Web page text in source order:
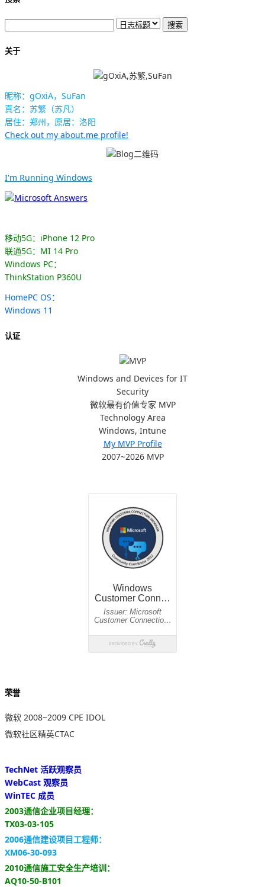
关于
昵称：gOxiA，SuFan
真名：苏繁（苏凡）
居住：郑州，原居：洛阳
Check out my about.me profile!
I'm Running Windows
移动5G：iPhone 12 Pro
联通5G：MI 14 Pro
Windows PC：
ThinkStation P360U
HomePC OS：
Windows 11
认证
Windows and Devices for IT
Security
微软最有价值专家 MVP
Technology Area
Windows, Intune
My MVP Profile
2007~2026 MVP
荣誉
微软 2008~2009 CPE IDOL
微软社区精英CTAC
TechNet 活跃观察员
WebCast 观察员
WinTEC 成员
2003通信企业项目经理：
TX03-03-105
2006通信建设项目工程师：
XM06-30-093
2010通信施工安全生产培训：
AQ10-50-B101